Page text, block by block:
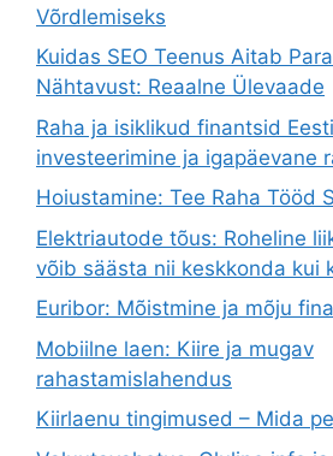
Võrdlemiseks
Kuidas SEO Teenus Aitab
Nähtavust: Reaalne Ülevaade
Raha ja isiklikud finantsid
investeerimine ja igapäevane
Hoiustamine: Tee Raha Tööd
Elektriautode tõus: Roheline
võib säästa nii keskkonda kui
Euribor: Mõistmine ja mõju
Mobiilne laen: Kiire ja mugav
rahastamislahendus
Kiirlaenu tingimused – Mida